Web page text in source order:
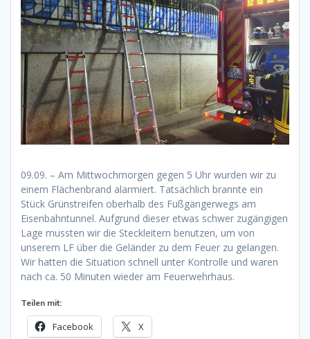
09.09. – Am Mittwochmorgen gegen 5 Uhr wurden wir zu
einem Flächenbrand alarmiert. Tatsächlich brannte ein
Stück Grünstreifen oberhalb des Fußgängerwegs am
Eisenbahntunnel. Aufgrund dieser etwas schwer zugängigen
Lage mussten wir die Steckleitern benutzen, um von
unserem LF über die Geländer zu dem Feuer zu gelangen.
Wir hatten die Situation schnell unter Kontrolle und waren
nach ca. 50 Minuten wieder am Feuerwehrhaus.
Teilen mit:
Facebook X